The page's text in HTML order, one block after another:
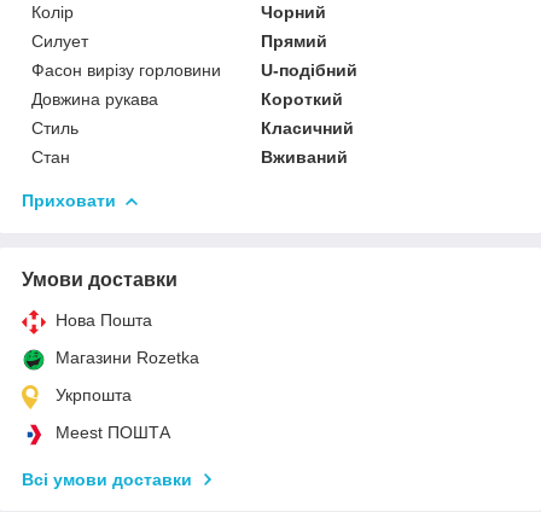
Колір
Чорний
Силует
Прямий
Фасон вирізу горловини
U-подібний
Довжина рукава
Короткий
Стиль
Класичний
Стан
Вживаний
Приховати
Умови доставки
Нова Пошта
Магазини Rozetka
Укрпошта
Meest ПОШТА
Всі умови доставки